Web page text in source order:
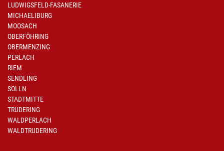
LUDWIGSFELD-FASANERIE
MICHAELIBURG
MOOSACH
OBERFÖHRING
OBERMENZING
PERLACH
RIEM
SENDLING
SOLLN
STADTMITTE
TRUDERING
WALDPERLACH
WALDTRUDERING